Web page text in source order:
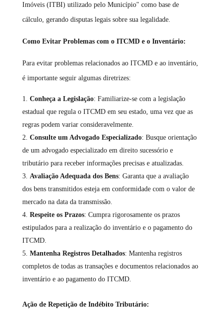
Imóveis (ITBI) utilizado pelo Município" como base de
cálculo, gerando disputas legais sobre sua legalidade.
Como Evitar Problemas com o ITCMD e o Inventário:
Para evitar problemas relacionados ao ITCMD e ao inventário,
é importante seguir algumas diretrizes:
Conheça a Legislação: Familiarize-se com a legislação
estadual que regula o ITCMD em seu estado, uma vez que as
regras podem variar consideravelmente.
Consulte um Advogado Especializado: Busque orientação
de um advogado especializado em direito sucessório e
tributário para receber informações precisas e atualizadas.
Avaliação Adequada dos Bens: Garanta que a avaliação
dos bens transmitidos esteja em conformidade com o valor de
mercado na data da transmissão.
Respeite os Prazos: Cumpra rigorosamente os prazos
estipulados para a realização do inventário e o pagamento do
ITCMD.
Mantenha Registros Detalhados: Mantenha registros
completos de todas as transações e documentos relacionados ao
inventário e ao pagamento do ITCMD.
Ação de Repetição de Indébito Tributário: